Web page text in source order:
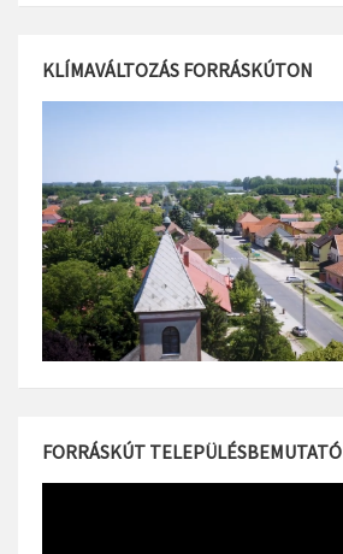
KLÍMAVÁLTOZÁS FORRÁSKÚTON
FORRÁSKÚT TELEPÜLÉSBEMUTATÓ